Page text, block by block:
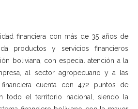
financiera con más de 35 años de
productos y servicios financieros
boliviana, con especial atención a la
al sector agropecuario y a las
cuenta con 472 puntos de
todo el territorio nacional, siendo la